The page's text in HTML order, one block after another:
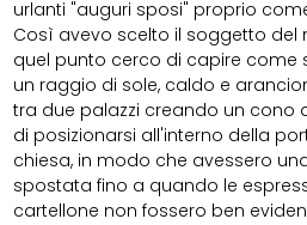
urlanti "auguri sposi" proprio
Così avevo scelto il soggetto del
quel punto cerco di capire come
un raggio di sole, caldo e
tra due palazzi creando un cono
di posizionarsi all'interno della
chiesa, in modo che avessero
spostata fino a quando le
cartellone non fossero ben